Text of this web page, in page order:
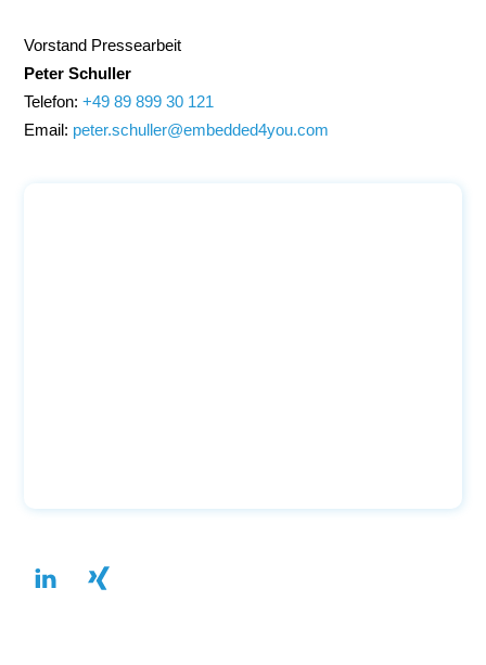
Vorstand Pressearbeit
Peter Schuller
Telefon:+49 89 899 30 121
Email: peter.schuller@embedded4you.com